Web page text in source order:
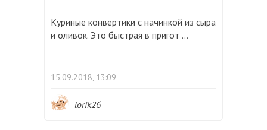
Куриные конвертики с начинкой из сыра
и оливок. Это быстрая в пригот ...
15.09.2018, 13:09
lorik26